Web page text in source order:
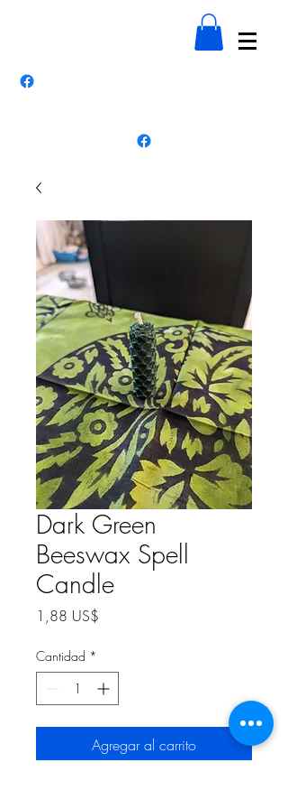
Dark Green
Beeswax Spell
Candle
1,88 US$
Cantidad *
Agregar al carrito